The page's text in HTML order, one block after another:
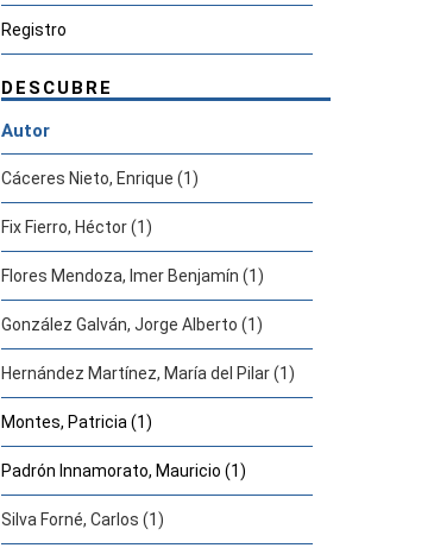
Registro
DESCUBRE
Autor
Cáceres Nieto, Enrique (1)
Fix Fierro, Héctor (1)
Flores Mendoza, Imer Benjamín (1)
González Galván, Jorge Alberto (1)
Hernández Martínez, María del Pilar (1)
Montes, Patricia (1)
Padrón Innamorato, Mauricio (1)
Silva Forné, Carlos (1)